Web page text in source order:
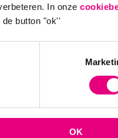
In onze
de button "ok''
OK